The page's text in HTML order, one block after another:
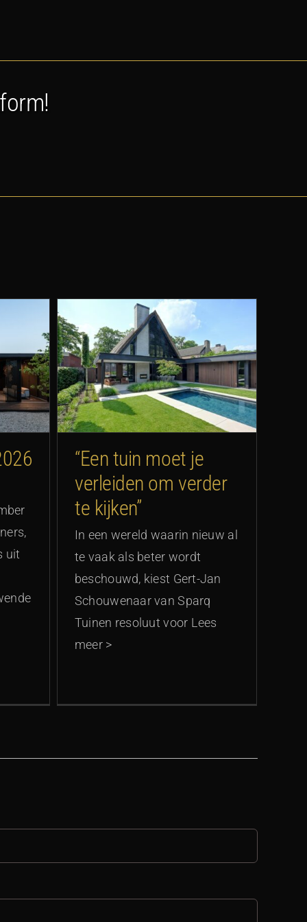
uit
“Een tuin moet je
verleiden om verder
te kijken”
In een wereld waarin nieuw al
te vaak als beter wordt
beschouwd, kiest Gert-Jan
Schouwenaar van Sparq
Tuinen resoluut voor Lees
meer >